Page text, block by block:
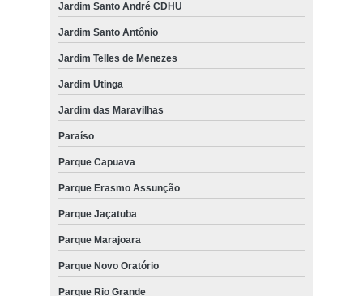
Jardim Santo André CDHU
Jardim Santo Antônio
Jardim Telles de Menezes
Jardim Utinga
Jardim das Maravilhas
Paraíso
Parque Capuava
Parque Erasmo Assunção
Parque Jaçatuba
Parque Marajoara
Parque Novo Oratório
Parque Rio Grande